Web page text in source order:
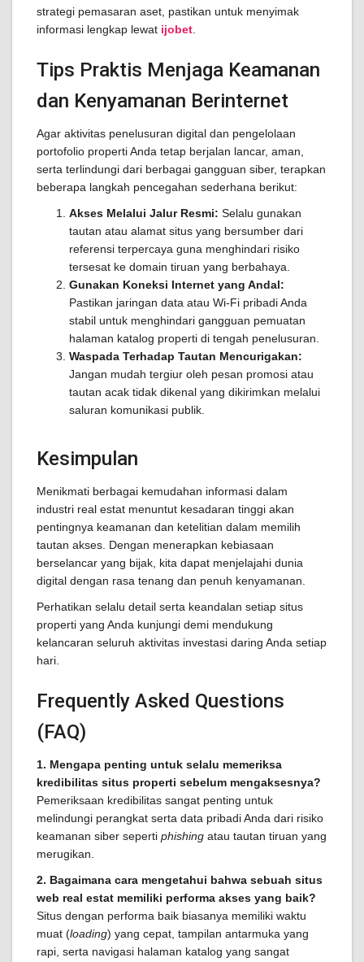
strategi pemasaran aset, pastikan untuk menyimak
informasi lengkap lewat ijobet
Tips Praktis Menjaga Keamanan
dan Kenyamanan Berinternet
Agar aktivitas penelusuran digital dan pengelolaan
portofolio properti Anda tetap berjalan lancar, aman,
serta terlindungi dari berbagai gangguan siber, terapkan
beberapa langkah pencegahan sederhana berikut:
Akses Melalui Jalur Resmi: Selalu gunakan
tautan atau alamat situs yang bersumber dari
referensi terpercaya guna menghindari risiko
tersesat ke domain tiruan yang berbahaya.
Gunakan Koneksi Internet yang Andal:
Pastikan jaringan data atau Wi-Fi pribadi Anda
stabil untuk menghindari gangguan pemuatan
halaman katalog properti di tengah penelusuran.
Waspada Terhadap Tautan Mencurigakan:
Jangan mudah tergiur oleh pesan promosi atau
tautan acak tidak dikenal yang dikirimkan melalui
saluran komunikasi publik.
Kesimpulan
Menikmati berbagai kemudahan informasi dalam
industri real estat menuntut kesadaran tinggi akan
pentingnya keamanan dan ketelitian dalam memilih
tautan akses. Dengan menerapkan kebiasaan
berselancar yang bijak, kita dapat menjelajahi dunia
digital dengan rasa tenang dan penuh kenyamanan.
Perhatikan selalu detail serta keandalan setiap situs
properti yang Anda kunjungi demi mendukung
kelancaran seluruh aktivitas investasi daring Anda setiap
hari.
Frequently Asked Questions
(FAQ)
1. Mengapa penting untuk selalu memeriksa
kredibilitas situs properti sebelum mengaksesnya?
Pemeriksaan kredibilitas sangat penting untuk
melindungi perangkat serta data pribadi Anda dari risiko
keamanan siber seperti phishing atau tautan tiruan yang
merugikan.
2. Bagaimana cara mengetahui bahwa sebuah situs
web real estat memiliki performa akses yang baik?
Situs dengan performa baik biasanya memiliki waktu
muat (loading) yang cepat, tampilan antarmuka yang
rapi, serta navigasi halaman katalog yang sangat